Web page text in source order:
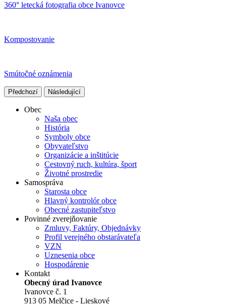
360° letecká fotografia obce Ivanovce
Kompostovanie
Smútočné oznámenia
Předchozí Následující
Obec
Naša obec
História
Symboly obce
Obyvateľstvo
Organizácie a inštitúcie
Cestovný ruch, kultúra, šport
Životné prostredie
Samospráva
Starosta obce
Hlavný kontrolór obce
Obecné zastupiteľstvo
Povinné zverejňovanie
Zmluvy, Faktúry, Objednávky
Profil verejného obstarávateľa
VZN
Uznesenia obce
Hospodárenie
Kontakt
Obecný úrad Ivanovce
Ivanovce č. 1
913 05 Melčice - Lieskové